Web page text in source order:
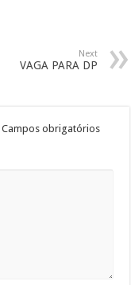
Next
VAGA PARA DP
Campos obrigatórios